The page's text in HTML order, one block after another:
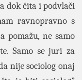
dok čita i podvlači
ravnopravno s
pomažu, ne samo
Samo se juri za
nije sociolog onaj